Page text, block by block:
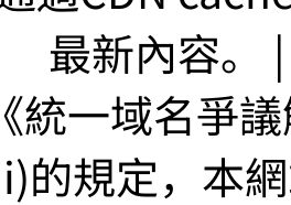
最新內容。
統一域名爭
的規定，本